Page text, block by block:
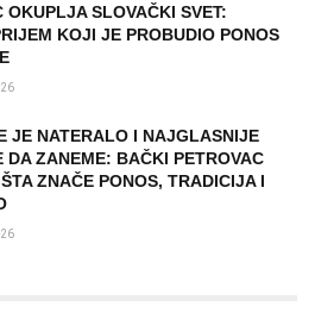
OKUPLJA SLOVAČKI SVET:
KOJI JE PROBUDIO PONOS
JE NATERALO I NAJGLASNIJE
DA ZANEME: BAČKI PETROVAC
ZNAČE PONOS, TRADICIJA I